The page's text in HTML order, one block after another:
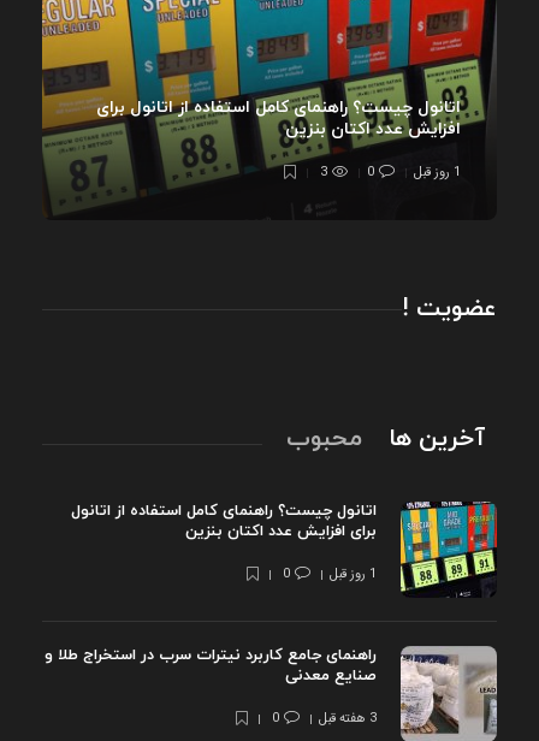
اتانول چیست؟ راهنمای کامل استفاده از اتانول برای
افزایش عدد اکتان بنزین
1 روز قبل 0
3
عضویت !
آخرین ها محبوب
اتانول چیست؟ راهنمای کامل استفاده از اتانول
برای افزایش عدد اکتان بنزین
1 روز قبل 0
راهنمای جامع کاربرد نیترات سرب در استخراج طلا و
صنایع معدنی
3 هفته قبل 0